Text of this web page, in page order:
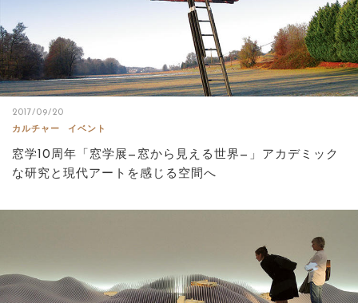
2017/09/20
カルチャー
イベント
窓学10周年「窓学展—窓から見える世界—」アカデミック
な研究と現代アートを感じる空間へ